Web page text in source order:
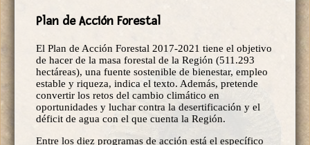
Plan de Acción Forestal
El Plan de Acción Forestal 2017-2021 tiene el objetivo
de hacer de la masa forestal de la Región (511.293
hectáreas), una fuente sostenible de bienestar, empleo
estable y riqueza, indica el texto. Además, pretende
convertir los retos del cambio climático en
oportunidades y luchar contra la desertificación y el
déficit de agua con el que cuenta la Región.
Entre los diez programas de acción está el específico